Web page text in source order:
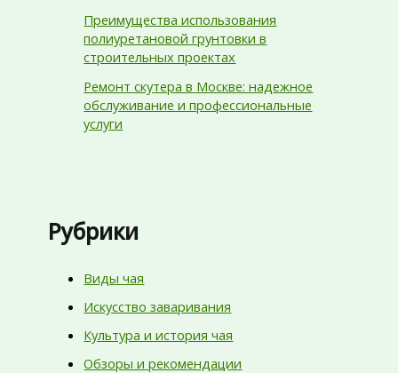
Преимущества использования
полиуретановой грунтовки в
строительных проектах
Ремонт скутера в Москве: надежное
обслуживание и профессиональные
услуги
Рубрики
Виды чая
Искусство заваривания
Культура и история чая
Обзоры и рекомендации